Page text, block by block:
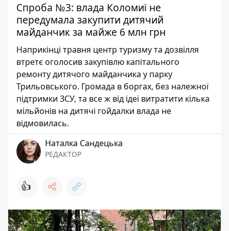
Спроба №3: влада Коломиї не
передумала закупити дитячий
майданчик за майже 6 млн грн
Наприкінці травня центр туризму та дозвілля
втретє оголосив закупівлю капітального
ремонту дитячого майданчика у парку
Трильовського. Громада в боргах, без належної
підтримки ЗСУ, та все ж від ідеї витратити кілька
мільйонів на дитячі гойдалки влада не
відмовилась.
Наталка Сандецька
РЕДАКТОР
👍